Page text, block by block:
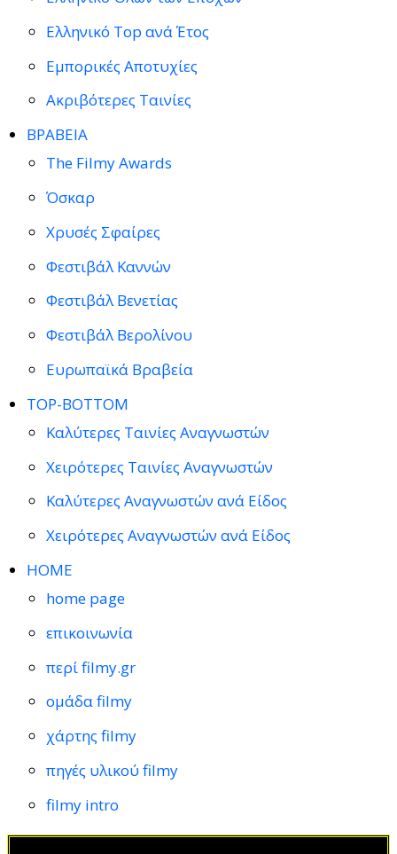
Ελληνικό Top ανά Έτος
Εμπορικές Αποτυχίες
Ακριβότερες Ταινίες
ΒΡΑΒΕΙΑ
The Filmy Awards
Όσκαρ
Χρυσές Σφαίρες
Φεστιβάλ Καννών
Φεστιβάλ Βενετίας
Φεστιβάλ Βερολίνου
Ευρωπαϊκά Βραβεία
TOP-BOTTOM
Καλύτερες Ταινίες Αναγνωστών
Χειρότερες Ταινίες Αναγνωστών
Καλύτερες Αναγνωστών ανά Είδος
Χειρότερες Αναγνωστών ανά Είδος
HOME
home page
επικοινωνία
περί filmy.gr
ομάδα filmy
χάρτης filmy
πηγές υλικού filmy
filmy intro